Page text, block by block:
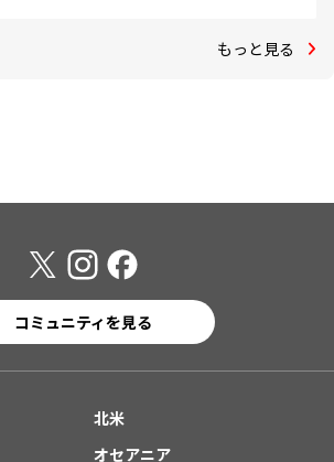
もっと見る
コミュニティを見る
北米
オセアニア